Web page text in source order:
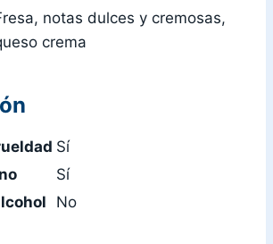
notas dulces y cremosas,
crema
Sí
Sí
No